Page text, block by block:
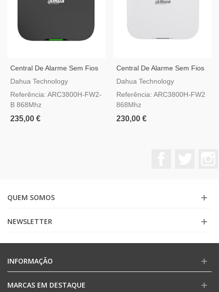
Central De Alarme Sem Fios
Dahua AirShield Hub 2 Black
Dahua Technology
Referência: ARC3800H-FW2-
B 868Mhz
235,00 €
Central De Alarme Sem Fios
Dahua AirShield Hub 2
Dahua Technology
Referência: ARC3800H-FW2
868Mhz
230,00 €
QUEM SOMOS
NEWSLETTER
INFORMAÇÃO
MARCAS EM DESTAQUE